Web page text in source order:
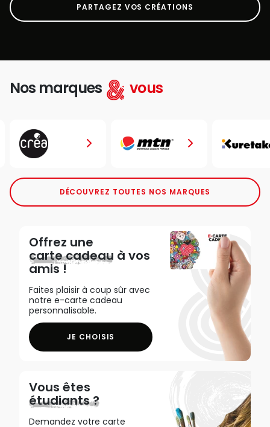
PARTAGEZ VOS CRÉATIONS
Nos marques vous
DÉCOUVREZ TOUTES NOS MARQUES
Offrez une
carte cadeau à vos
amis !
Faites plaisir à coup sûr avec
notre e-carte cadeau
personnalisable.
JE CHOISIS
Vous êtes
étudiants ?
Demandez votre carte